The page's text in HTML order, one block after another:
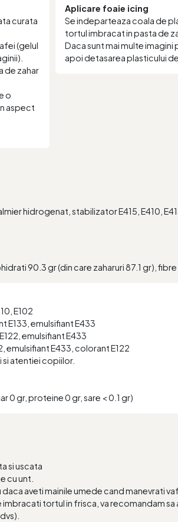
curata
(gelul
de zahar
o
aspect
Aplicare foaie icing
Se indeparteaza coala de
tortul imbracat in pasta de
Daca sunt mai multe
apoi detasarea plasticului
hidrogenat, stabilizator E415, E410,
90.3 gr (din care zaharuri 87.1 gr), fibre
E102
E133, emulsifiant E433
emulsifiant E433
emulsifiant E433, colorant E122
si atentiei copiilor.
0 gr, proteine 0 gr, sare < 0.1 gr)
si uscata
cu unt.
aveti mainile umede cand manevrati
imbracati tortul in frisca, va recomandam